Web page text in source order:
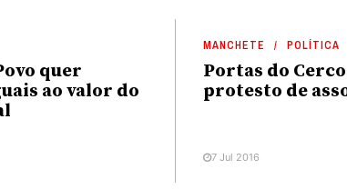
quer
ao valor do
MANCHETE POLÍTICA
Portas do
protesto de
7 Jul 2016